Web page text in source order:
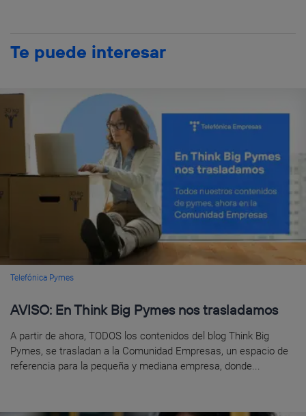
Te puede interesar
Telefónica Pymes
AVISO: En Think Big Pymes nos trasladamos
A partir de ahora, TODOS los contenidos del blog Think Big
Pymes, se trasladan a la Comunidad Empresas, un espacio de
referencia para la pequeña y mediana empresa, donde...